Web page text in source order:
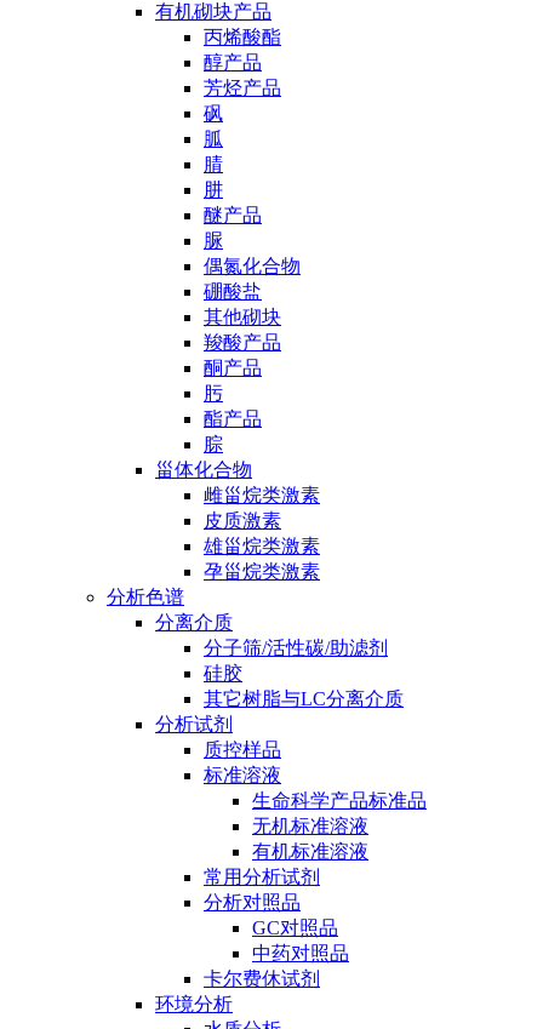
有机砌块产品
丙烯酸酯
醇产品
芳烃产品
砜
胍
腈
肼
醚产品
脲
偶氮化合物
硼酸盐
其他砌块
羧酸产品
酮产品
肟
酯产品
腙
甾体化合物
雌甾烷类激素
皮质激素
雄甾烷类激素
孕甾烷类激素
分析色谱
分离介质
分子筛/活性碳/助滤剂
硅胶
其它树脂与LC分离介质
分析试剂
质控样品
标准溶液
生命科学产品标准品
无机标准溶液
有机标准溶液
常用分析试剂
分析对照品
GC对照品
中药对照品
卡尔费休试剂
环境分析